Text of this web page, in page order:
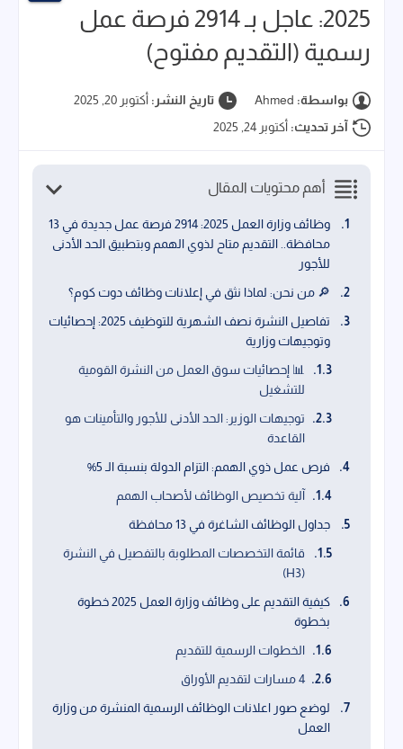
2025: عاجل بـ 2914 فرصة عمل
رسمية (التقديم مفتوح)
بواسطة: Ahmed تاريخ النشر: أكتوبر 20, 2025
آخر تحديث: أكتوبر 24, 2025
أهم محتويات المقال
وظائف وزارة العمل 2025: 2914 فرصة عمل جديدة في 13
محافظة.. التقديم متاح لذوي الهمم وبتطبيق الحد الأدنى
للأجور
🔎 من نحن: لماذا نثق في إعلانات وظائف دوت كوم؟
تفاصيل النشرة نصف الشهرية للتوظيف 2025: إحصائيات
وتوجيهات وزارية
📊 إحصائيات سوق العمل من النشرة القومية
للتشغيل
توجيهات الوزير: الحد الأدنى للأجور والتأمينات هو
القاعدة
فرص عمل ذوي الهمم: التزام الدولة بنسبة الـ 5%
آلية تخصيص الوظائف لأصحاب الهمم
جداول الوظائف الشاغرة في 13 محافظة
قائمة التخصصات المطلوبة بالتفصيل في النشرة
(H3)
كيفية التقديم على وظائف وزارة العمل 2025 خطوة
بخطوة
الخطوات الرسمية للتقديم
4 مسارات لتقديم الأوراق
لوضع صور اعلانات الوظائف الرسمية المنشرة من وزارة
العمل